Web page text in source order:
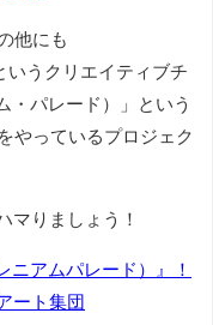
他にも
いうクリエイティブチ
・パレード）」という
やっているプロジェク
マりましょう！
ニアムパレード）』！
ート集団